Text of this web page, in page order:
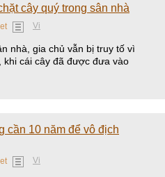
cây quý trong sân nhà
Vi
nhà, gia chủ vẫn bị truy tố vì
khi cái cây đã được đưa vào
cần 10 năm để vô địch
Vi